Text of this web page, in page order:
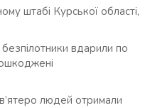
штабі Курської області,
вдарили по
людей отримали